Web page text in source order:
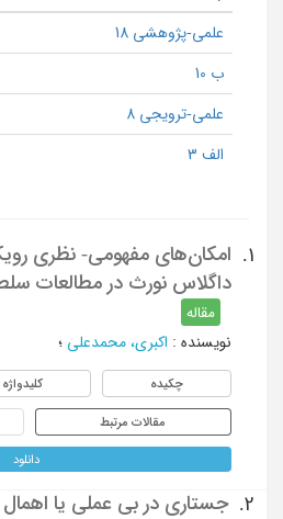
علمی-پژوهشی 18
ب 10
علمی-ترویجی 8
الف 3
1.
امکان‌های مفهومی- نظری
داگلاس نورث در مطالعات
مقاله
نویسنده : اکبری، محمدعلی ؛
چکیده کلیدواژه
مقالات مرتبط
دانلود
2.
جستاری در بی عملی یا اهمال